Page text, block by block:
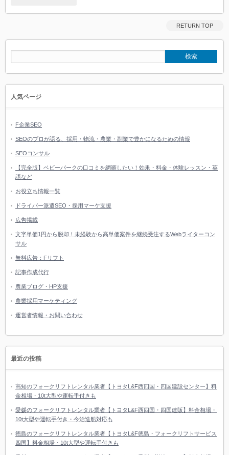
RETURN TOP
人気ページ
F企業SEO
SEOのプロが語る、採用・物流・農業・副業で豊かになるための情報
SEOコンサル
【完全版】ベビーパークの口コミを網羅したい！効果・料金・体験レッスン・英
語など
お役立ち情報一覧
ドライバー派遣SEO・採用マーケ支援
広告掲載
文字単価1円から脱却！未経験から高単価案件を継続受注するWebライターコン
サル
無料広告：Fリフト
記事作成代行
農業ブログ・HP支援
農業採用マーケティング
運営者情報・お問い合わせ
最近の投稿
高知のフォークリフトレンタル業者【トヨタL&F西四国・四国建設センター】料
金相場・10t大型や運転手付きも
愛媛のフォークリフトレンタル業者【トヨタL&F西四国・四国建販】料金相場・
10t大型や運転手付き・今治造船対応も
徳島のフォークリフトレンタル業者【トヨタL&F徳島・フォークリフトサービス
四国】料金相場・10t大型や運転手付きも